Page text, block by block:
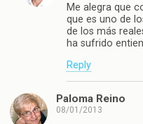
Me alegra que
que es uno de
de los más
ha sufrido
Reply
Paloma Reino
08/01/2013